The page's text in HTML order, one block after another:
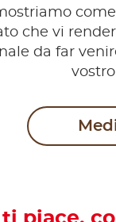
che vi
da far